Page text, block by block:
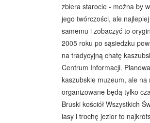
zbiera starocie - można by
jego twórczości, ale
samemu i zobaczyć to
2005 roku po sąsiedzku
na tradycyjną chatę
Centrum Informacji.
kaszubskie muzeum, ale na
organizowane będą tylko
Bruski kościół Wszystkich
lasy i trochę jezior to